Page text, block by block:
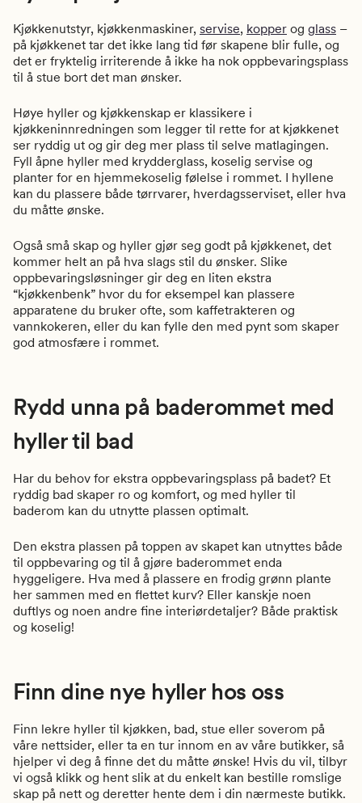
Kjøkkenutstyr, kjøkkenmaskiner, servise, kopper og glass –
på kjøkkenet tar det ikke lang tid før skapene blir fulle, og
det er fryktelig irriterende å ikke ha nok oppbevaringsplass
til å stue bort det man ønsker.
Høye hyller og kjøkkenskap er klassikere i
kjøkkeninnredningen som legger til rette for at kjøkkenet
ser ryddig ut og gir deg mer plass til selve matlagingen.
Fyll åpne hyller med krydderglass, koselig servise og
planter for en hjemmekoselig følelse i rommet. I hyllene
kan du plassere både tørrvarer, hverdagsserviset, eller hva
du måtte ønske.
Også små skap og hyller gjør seg godt på kjøkkenet, det
kommer helt an på hva slags stil du ønsker. Slike
oppbevaringsløsninger gir deg en liten ekstra
“kjøkkenbenk” hvor du for eksempel kan plassere
apparatene du bruker ofte, som kaffetrakteren og
vannkokeren, eller du kan fylle den med pynt som skaper
god atmosfære i rommet.
Rydd unna på baderommet med
hyller til bad
Har du behov for ekstra oppbevaringsplass på badet? Et
ryddig bad skaper ro og komfort, og med hyller til
baderom kan du utnytte plassen optimalt.
Den ekstra plassen på toppen av skapet kan utnyttes både
til oppbevaring og til å gjøre baderommet enda
hyggeligere. Hva med å plassere en frodig grønn plante
her sammen med en flettet kurv? Eller kanskje noen
duftlys og noen andre fine interiørdetaljer? Både praktisk
og koselig!
Finn dine nye hyller hos oss
Finn lekre hyller til kjøkken, bad, stue eller soverom på
våre nettsider, eller ta en tur innom en av våre butikker, så
hjelper vi deg å finne det du måtte ønske! Hvis du vil, tilbyr
vi også klikk og hent slik at du enkelt kan bestille romslige
skap på nett og deretter hente dem i din nærmeste butikk.